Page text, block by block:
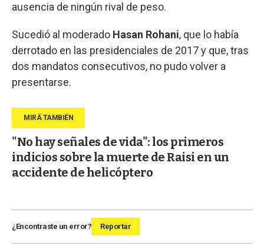
ausencia de ningún rival de peso.
Sucedió al moderado Hasan Rohani, que lo había
derrotado en las presidenciales de 2017 y que, tras
dos mandatos consecutivos, no pudo volver a
presentarse.
"No hay señales de vida": los primeros
indicios sobre la muerte de Raisi en un
accidente de helicóptero
¿Encontraste un error? Reportar